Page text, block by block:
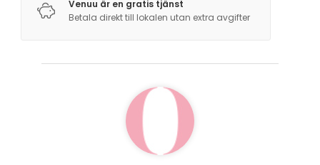
Venuu är en gratis tjänst
Betala direkt till lokalen utan extra avgifter